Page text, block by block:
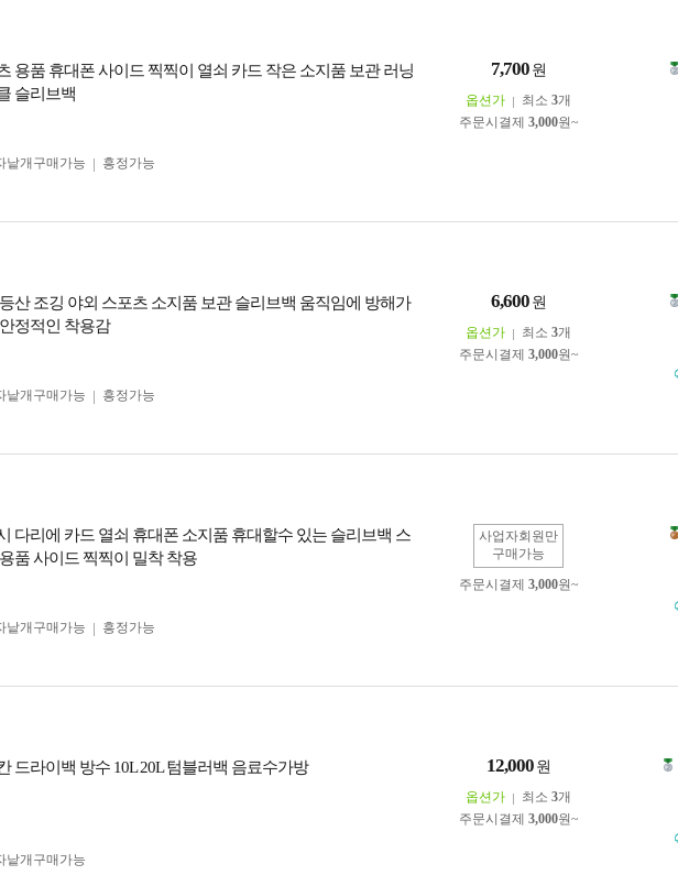
용품 휴대폰 사이드 찍찍이 열쇠 카드 작은 소지품 보관 러닝
슬리브백
7,700 원
옵션가 최소 3개
주문시결제 3,000원~
낱개구매가능 흥정가능
산 조깅 야외 스포츠 소지품 보관 슬리브백 움직임에 방해가
정적인 착용감
6,600 원
옵션가 최소 3개
주문시결제 3,000원~
낱개구매가능 흥정가능
다리에 카드 열쇠 휴대폰 소지품 휴대할수 있는 슬리브백 스
품 사이드 찍찍이 밀착 착용
사업자회원만
구매가능
주문시결제 3,000원~
낱개구매가능 흥정가능
드라이백 방수 10L 20L 텀블러백 음료수가방 12,000 원
옵션가 최소 3개
주문시결제 3,000원~
낱개구매가능